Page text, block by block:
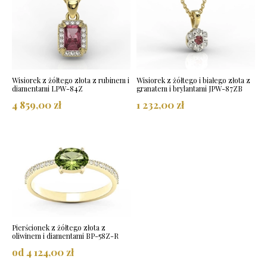
Wisiorek z żółtego złota z rubinem i
diamentami LPW-84Z
4 859,00 zł
Wisiorek z żółtego i białego złota z
granatem i brylantami JPW-87ZB
1 232,00 zł
Pierścionek z żółtego złota z
oliwinem i diamentami BP-58Z-R
od 4 124,00 zł